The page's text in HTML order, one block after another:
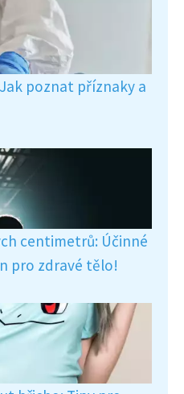
poznat příznaky a
centimetrů: Účinné
pro zdravé tělo!